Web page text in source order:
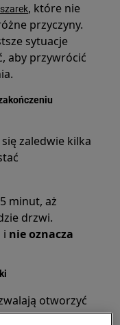
, które nie
przyczyny.
sytuacje
aby przywrócić
zaledwie kilka
minut, aż
drzwi.
i nie oznacza
otworzyć
rodzicielska